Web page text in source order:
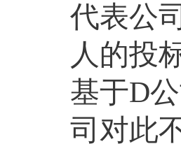
代表公
人的投
基于D
司对此